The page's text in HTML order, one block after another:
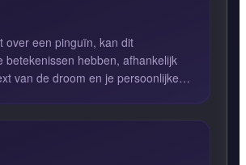
over een pinguïn, kan dit
betekenissen hebben, afhankelijk
van de droom en je persoonlijke